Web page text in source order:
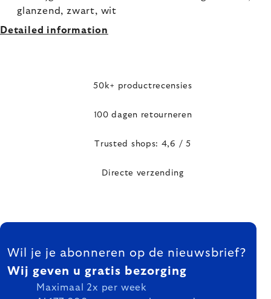
glanzend, zwart, wit
Detailed information
50k+ productrecensies
100 dagen retourneren
Trusted shops: 4,6 / 5
Directe verzending
FOOTER
Wil je je abonneren op de nieuwsbrief?
Wij geven u gratis bezorging
Maximaal 2x per week